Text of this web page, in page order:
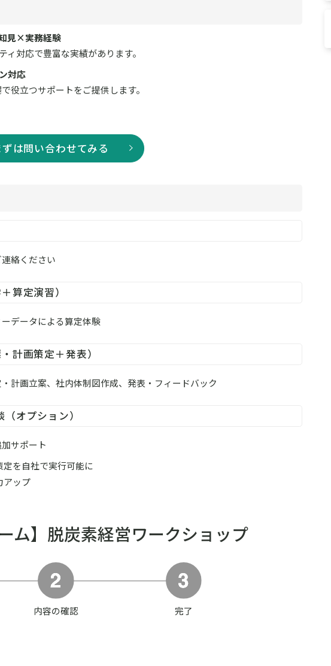
見×実務経験
対応で豊富な実績があります。
対応
役立つサポートをご提供します。
ずは問い合わせてみる
絡ください
算定演習）
データによる算定体験
計画策定＋発表）
計画立案、社内体制図作成、発表・フィードバック
オプション）
サポート
を自社で実行可能に
アップ